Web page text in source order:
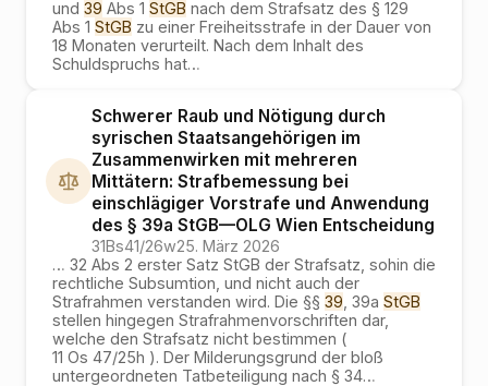
und 39 Abs 1 StGB nach dem Strafsatz des § 129
Abs 1 StGB zu einer Freiheitsstrafe in der Dauer von
18 Monaten verurteilt. Nach dem Inhalt des
Schuldspruchs hat…
Schwerer Raub und Nötigung durch
syrischen Staatsangehörigen im
Zusammenwirken mit mehreren
Mittätern: Strafbemessung bei
einschlägiger Vorstrafe und Anwendung
des § 39a StGB—OLG Wien Entscheidung
31Bs41/26w25. März 2026
… 32 Abs 2 erster Satz StGB der Strafsatz, sohin die
rechtliche Subsumtion, und nicht auch der
Strafrahmen verstanden wird. Die §§ 39 , 39a StGB
stellen hingegen Strafrahmenvorschriften dar,
welche den Strafsatz nicht bestimmen (
11 Os 47/25h ). Der Milderungsgrund der bloß
untergeordneten Tatbeteiligung nach § 34…